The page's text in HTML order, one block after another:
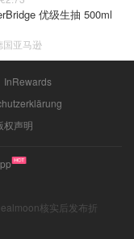
优级生抽 500ml
国亚马逊
InRewards
权声明
核实后发布折